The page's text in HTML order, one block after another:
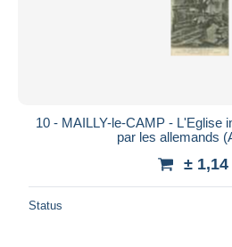
10 - MAILLY-le-CAMP - L'Eglise
par les allemands
± 1,14
Status